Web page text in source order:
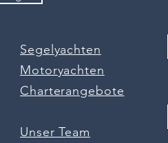
Segelyachten
Motoryachten
Charterangebote
Unser Team